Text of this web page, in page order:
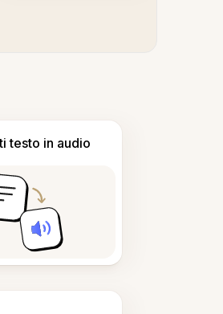
testo in audio